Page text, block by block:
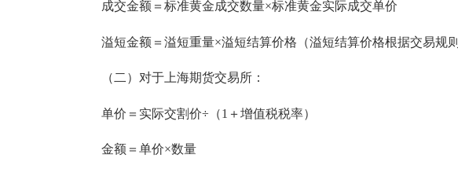
成交金额＝标准黄金成交数量×标准黄金实际成交单价
溢短金额＝溢短重量×溢短结算价格（溢短结算价格根据交易规则
（二）对于上海期货交易所：
单价＝实际交割价÷（1＋增值税税率）
金额＝单价×数量